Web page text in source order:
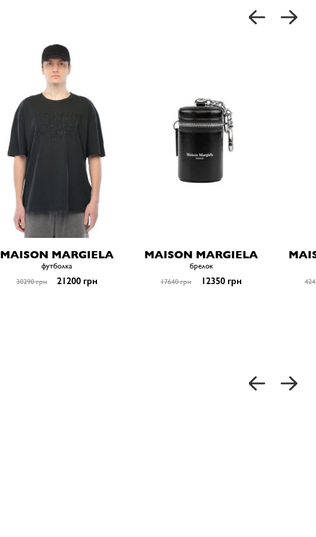
MAISON MARGIELA
футболка
30290 грн 21200 грн
MAISON MARGIELA
брелок
17640 грн 12350 грн